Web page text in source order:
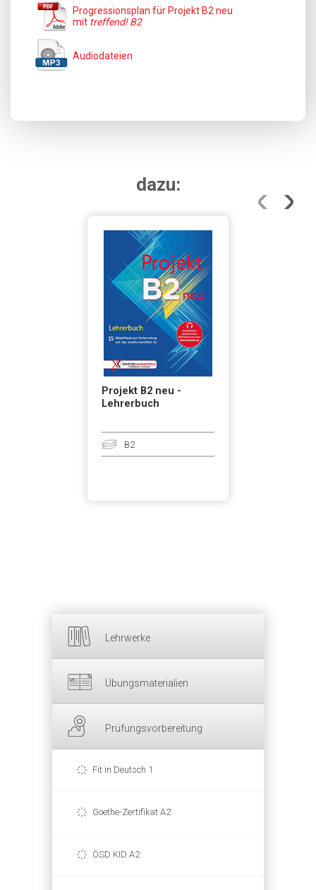
Lehrwerke
Übungsmaterialien
Prüfungsvorbereitung
Fit in Deutsch 1
Goethe-Zertifikat A2
ÖSD KID A2
Progressionsplan für Projekt B2 neu
mit treffend! B2
Audiodateien
dazu:
Projekt B2 neu -
Lehrerbuch
B2